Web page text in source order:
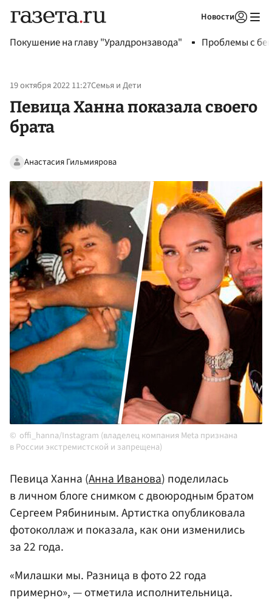
Новости
Покушение на главу "Уралдронзавода" Проблемы с
19 октября 2022 11:27Семья и Дети
Певица Ханна показала своего
брата
Анастасия Гильмиярова
offi_hanna/Instagram (владелец компания Meta признана
в России экстремистской и запрещена)
Певица Ханна (Анна Иванова) поделилась
в личном блоге снимком с двоюродным братом
Сергеем Рябининым. Артистка опубликовала
фотоколлаж и показала, как они изменились
за 22 года.
«Милашки мы. Разница в фото 22 года
примерно», — отметила исполнительница.